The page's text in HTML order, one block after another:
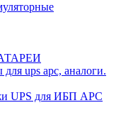
ups apc, аналоги.
UPS для ИБП APC